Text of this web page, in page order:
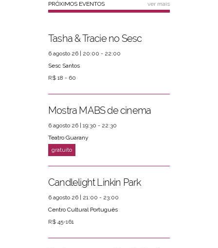
PRÓXIMOS EVENTOS ver mais
Tasha & Tracie no Sesc
6 agosto 26 | 20:00 - 22:00
Sesc Santos
R$ 18 - 60
Mostra MABS de cinema
6 agosto 26 | 19:30 - 22:30
Teatro Guarany
Candlelight Linkin Park
6 agosto 26 | 21:00 - 23:00
Centro Cultural Português
R$ 45-161